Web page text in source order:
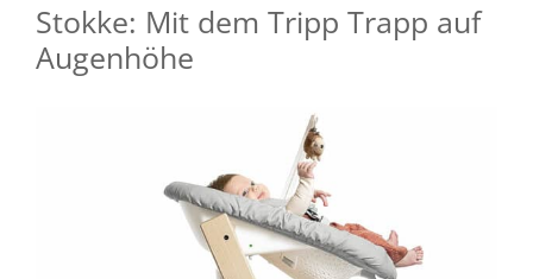
Stokke: Mit dem Tripp Trapp auf
Augenhöhe